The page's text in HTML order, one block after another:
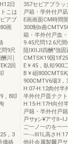
日
こは
アブ
画
問9尺
川￨
回
，8叩
，3
価絡
357セピアブラ
戸箱・学外付戸
E画画面CM時間
300制b曲
箱・半外付戸血
9.45尺問12.6尺
阻lXllJI四酬"強固
CMTSK19国
E￥45，臥却900
B￥岨
900CMTV6場3
H:07-H:12肉付半
半外付戸皿テク
H:15-H:17H向付
戸籍・半外付戸
戸サyシ¥ア寸Il--
ご一ノ一のを一
一﹁Ill1L高さ
他社会属製爾戸